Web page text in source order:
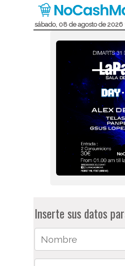
sábado, 08 de agosto de 2026
Inserte sus datos